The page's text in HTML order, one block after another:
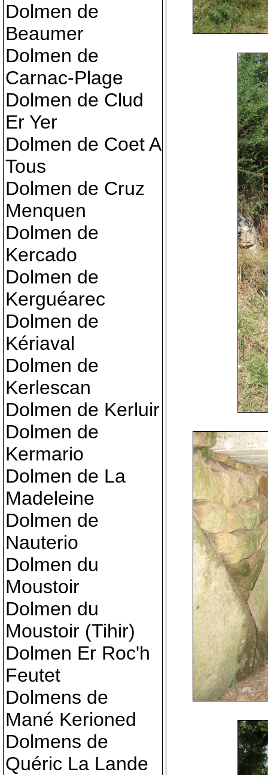
Dolmen de
Beaumer
Dolmen de
Carnac-Plage
Dolmen de Clud
Er Yer
Dolmen de Coet A
Tous
Dolmen de Cruz
Menquen
Dolmen de
Kercado
Dolmen de
Kerguéarec
Dolmen de
Kériaval
Dolmen de
Kerlescan
Dolmen de Kerluir
Dolmen de
Kermario
Dolmen de La
Madeleine
Dolmen de
Nauterio
Dolmen du
Moustoir
Dolmen du
Moustoir (Tihir)
Dolmen Er Roc'h
Feutet
Dolmens de
Mané Kerioned
Dolmens de
Quéric La Lande